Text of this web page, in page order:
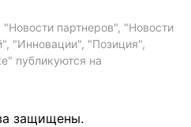
партнеров", "Новости
"Инновации", "Позиция",
публикуются на
защищены.